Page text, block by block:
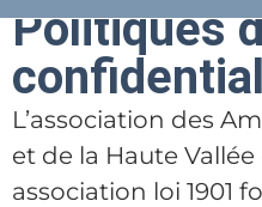
Politiques
L’association des
et de la Haute Vallée
association loi 1901